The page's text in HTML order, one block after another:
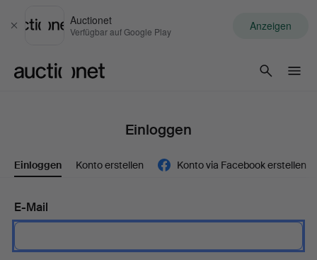
Schließen
Auctionet
Verfügbar auf Google Play Anzeigen
Einloggen
Einloggen Konto erstellen Konto via Facebook erstellen
E-Mail